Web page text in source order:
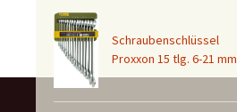
Schraubenschlüssel
Proxxon 15 tlg. 6-21 mm